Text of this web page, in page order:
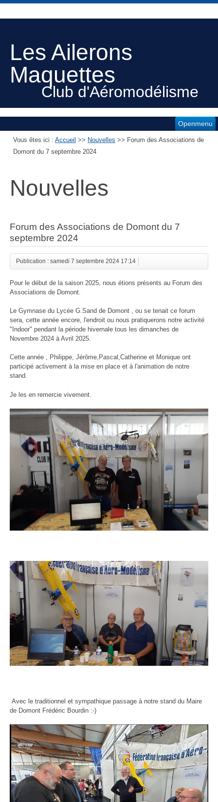
Les Ailerons
Maquettes
Club d'Aéromodélisme
Openmenu
Vous êtes ici : Accueil >> Nouvelles >> Forum des Associations de
Domont du 7 septembre 2024
Nouvelles
Forum des Associations de Domont du 7
septembre 2024
Publication : samedi 7 septembre 2024 17:14
Pour le début de la saison 2025, nous étions présents au Forum des
Associations de Domont.
Le Gymnase du Lycée G.Sand de Domont , ou se tenait ce forum
sera, cette année encore, l'endroit ou nous pratiquerons notre activité
"Indoor" pendant la période hivernale tous les dimanches de
Novembre 2024 à Avril 2025.
Cette année , Philippe, Jérôme,Pascal,Catherine et Monique ont
participé activement à la mise en place et à l'animation de notre
stand.
Je les en remercie vivement.
Avec le traditionnel et sympathique passage à notre stand du Maire
de Domont Frédéric Bourdin :-)